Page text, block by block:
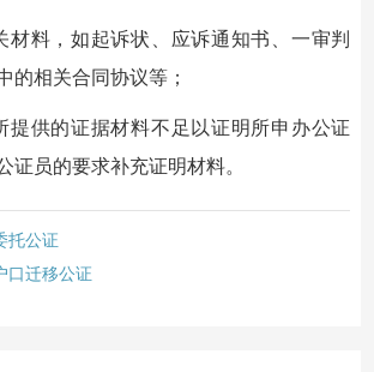
材料，如起诉状、应诉通知书、一审判
的相关合同协议等；
提供的证据材料不足以证明所申办公证
证员的要求补充证明材料。
托公证
口迁移公证